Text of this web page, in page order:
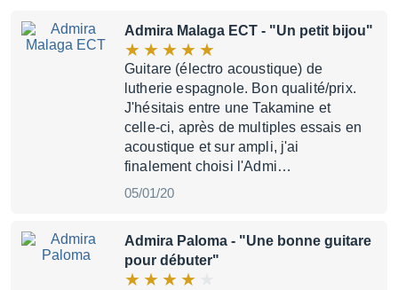
Admira Malaga ECT - "Un petit bijou"
Guitare (électro acoustique) de
lutherie espagnole. Bon qualité/prix.
J'hésitais entre une Takamine et
celle-ci, après de multiples essais en
acoustique et sur ampli, j'ai
finalement choisi l'Admi…
05/01/20
Admira Paloma - "Une bonne guitare
pour débuter"